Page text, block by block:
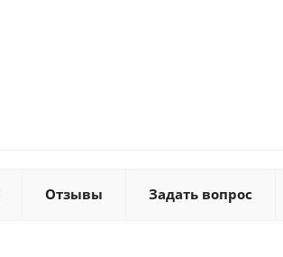
Отзывы Задать вопрос